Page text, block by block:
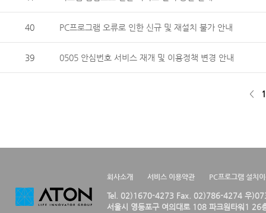
40 PC프로그램 오류로 인한 신규 및 재설치 불가 안내
39 0505 안심번호 서비스 재개 및 이용정책 변경 안내
< 1
회사소개 서비스 이용약관 PC프로그램 설치
Tel. 02)1670-4273 Fax. 02)786-4274 우
서울시 영등포구 여의대로 108 파크원타워1 26